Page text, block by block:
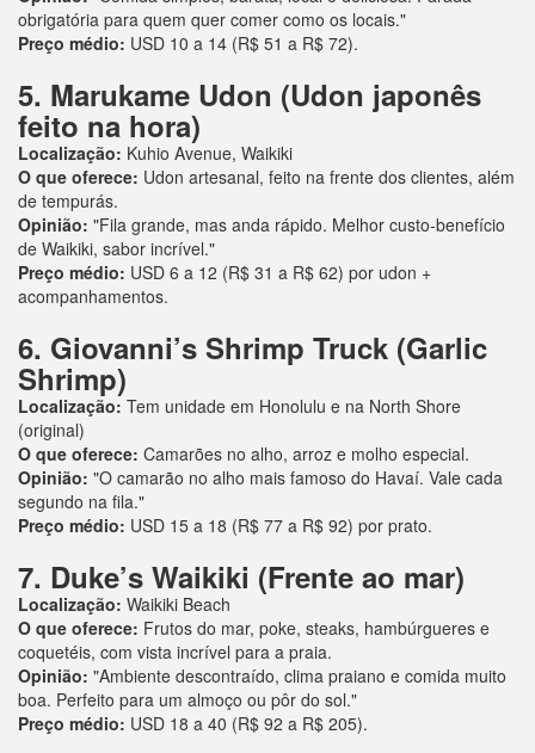
obrigatória para quem quer comer como os locais."
Preço médio: USD 10 a 14 (R$ 51 a R$ 72).
5. Marukame Udon (Udon japonês
feito na hora)
Localização: Kuhio Avenue, Waikiki
O que oferece: Udon artesanal, feito na frente dos clientes, além
de tempurás.
Opinião: "Fila grande, mas anda rápido. Melhor custo-benefício
de Waikiki, sabor incrível."
Preço médio: USD 6 a 12 (R$ 31 a R$ 62) por udon +
acompanhamentos.
6. Giovanni’s Shrimp Truck (Garlic
Shrimp)
Localização: Tem unidade em Honolulu e na North Shore
(original)
O que oferece: Camarões no alho, arroz e molho especial.
Opinião: "O camarão no alho mais famoso do Havaí. Vale cada
segundo na fila."
Preço médio: USD 15 a 18 (R$ 77 a R$ 92) por prato.
7. Duke’s Waikiki (Frente ao mar)
Localização: Waikiki Beach
O que oferece: Frutos do mar, poke, steaks, hambúrgueres e
coquetéis, com vista incrível para a praia.
Opinião: "Ambiente descontraído, clima praiano e comida muito
boa. Perfeito para um almoço ou pôr do sol."
Preço médio: USD 18 a 40 (R$ 92 a R$ 205).